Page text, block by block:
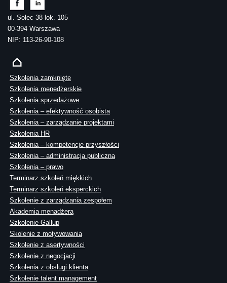
ul. Solec 38 lok. 105
00-394 Warszawa
NIP: 113-26-90-108
Szkolenia zamknięte
Szkolenia menedżerskie
Szkolenia sprzedażowe
Szkolenia – efektywność osobista
Szkolenia – zarządzanie projektami
Szkolenia HR
Szkolenia – kompetencje przyszłości
Szkolenia – administracja publiczna
Szkolenia – prawo
Terminarz szkoleń miękkich
Terminarz szkoleń eksperckich
Szkolenie z zarządzania zespołem
Akademia menadżera
Szkolenie Gallup
Skolenie z motywowania
Szkolenie z asertywności
Szkolenie z negocjacji
Szkolenia z obsługi klienta
Szkolenie talent management